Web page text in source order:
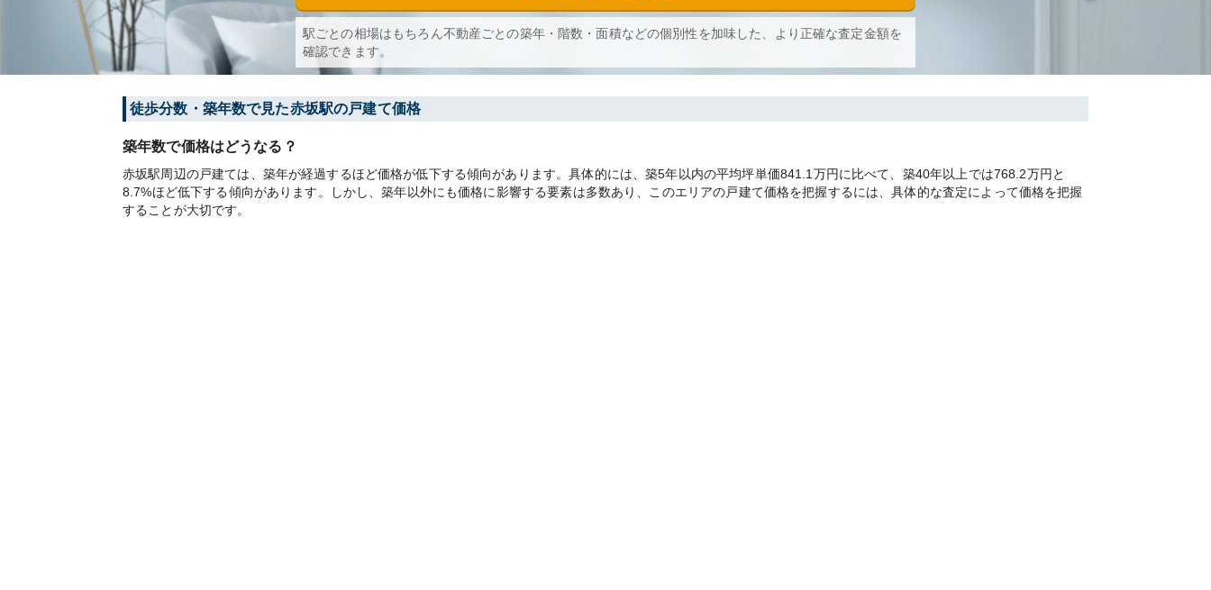
駅ごとの相場はもちろん不動産ごとの築年・階数・面積などの個別性を加味した、より正確な査定金額を
確認できます。
徒歩分数・築年数で見た赤坂駅の戸建て価格
築年数で価格はどうなる？
赤坂駅周辺の戸建ては、築年が経過するほど価格が低下する傾向があります。具体的には、築5年以内の平均坪単価841.1万円に比べて、築40年以上では768.2万円と
8.7%ほど低下する傾向があります。しかし、築年以外にも価格に影響する要素は多数あり、このエリアの戸建て価格を把握するには、具体的な査定によって価格を把握
することが大切です。